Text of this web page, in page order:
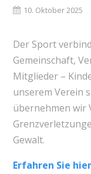
10. Oktober 2025
Der Sport
Gemeinschaft,
Mitglieder –
unserem Verein
übernehmen wir
Gewalt.
Erfahren Sie